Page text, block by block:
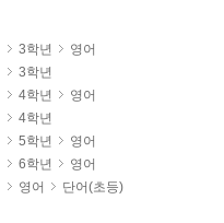
3학년
영어
3학년
4학년
영어
4학년
5학년
영어
6학년
영어
영어 단어(초등)